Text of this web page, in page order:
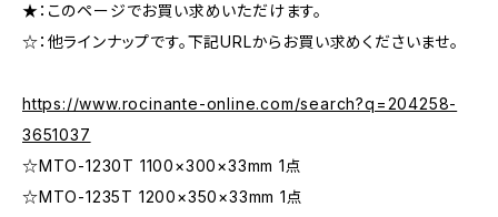
★：このページでお買い求めいただけます。
☆：他ラインナップです。下記URLからお買い求めくださいませ。
https://www.rocinante-online.com/search?q=204258-
3651037
☆MTO-1230T 1100×300×33mm 1点
☆MTO-1235T 1200×350×33mm 1点